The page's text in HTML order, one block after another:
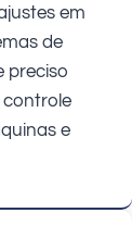
em
de
preciso
e